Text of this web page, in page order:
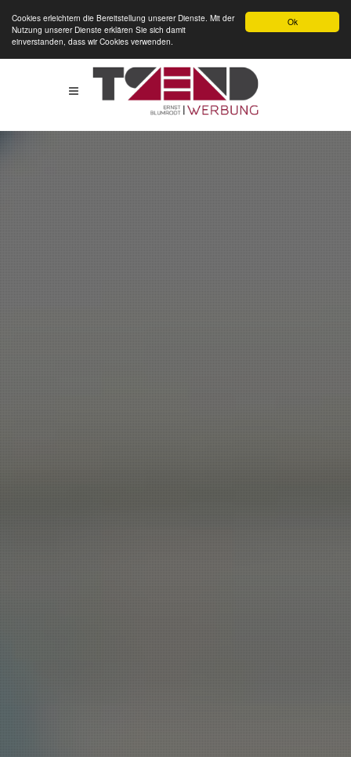
Ok
Cookies erleichtern die Bereitstellung unserer Dienste. Mit der
Nutzung unserer Dienste erklären Sie sich damit
einverstanden, dass wir Cookies verwenden.